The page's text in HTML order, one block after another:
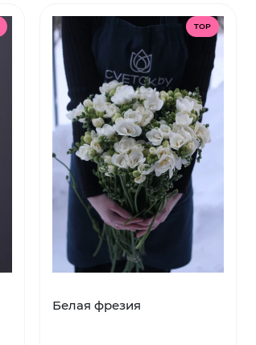
TOP
Белая фрезия